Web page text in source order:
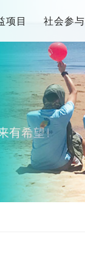
项目 社会参与